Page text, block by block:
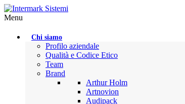
Menu
Chi siamo
Profilo aziendale
Qualità e Codice Etico
Team
Brand
Arthur Holm
Artnovion
Audipack